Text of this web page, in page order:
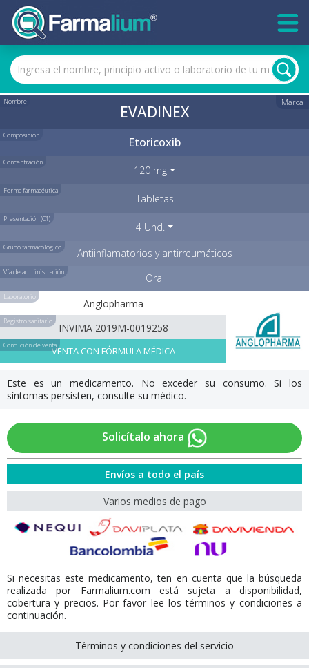
Nombre Marca
EVADINEX
Composición Etoricoxib
Concentración
120 mg
Forma farmacéutica
Tabletas
Presentación (C1)
4 Und.
Grupo farmacológico Antiinflamatorios y antirreumáticos
Vía de administración Oral
Laboratorio
Anglopharma
Registro sanitario
INVIMA 2019M-0019258
Condición de ventaVENTA CON FÓRMULA MÉDICA
Este es un medicamento. No exceder su consumo. Si los
síntomas persisten, consulte su médico.
Solicítalo ahora
Envíos a todo el país
Varios medios de pago
Si necesitas este medicamento, ten en cuenta que la búsqueda
realizada por Farmalium.com está sujeta a disponibilidad,
cobertura y precios. Por favor lee los términos y condiciones a
continuación.
Términos y condiciones del servicio